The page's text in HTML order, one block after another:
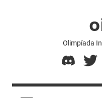
Olimpíada
Discord